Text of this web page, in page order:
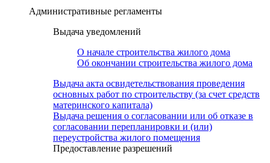
Административные регламенты
Выдача уведомлений
О начале строительства жилого дома
Об окончании строительства жилого дома
Выдача акта освидетельствования проведения
основных работ по строительству (за счет средств
материнского капитала)
Выдача решения о согласовании или об отказе в
согласовании перепланировки и (или)
переустройства жилого помещения
Предоставление разрешений